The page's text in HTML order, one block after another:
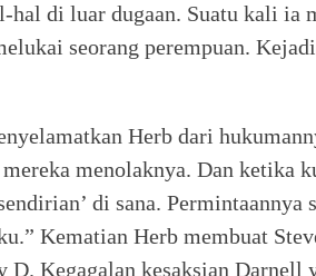
hal di luar dugaan. Suatu kali ia
seorang perempuan.
Herb dari
menolaknya. Dan ketika
di sana. Permintaannya
Kematian Herb membuat
D. Kegagalan kesaksian